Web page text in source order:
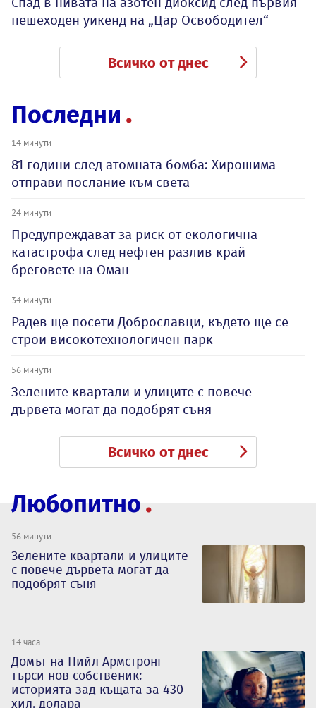
пешеходен уикенд на „Цар Освободител“
Всичко от днес
Последни
14 минути
81 години след атомната бомба: Хирошима
отправи послание към света
24 минути
Предупреждават за риск от екологична
катастрофа след нефтен разлив край
бреговете на Оман
34 минути
Радев ще посети Доброславци, където ще се
строи високотехнологичен парк
56 минути
Зелените квартали и улиците с повече
дървета могат да подобрят съня
Всичко от днес
Любопитно
56 минути
Зелените квартали и улиците
с повече дървета могат да
подобрят съня
14 часа
Домът на Нийл Армстронг
търси нов собственик:
историята зад къщата за 430
хил. долара